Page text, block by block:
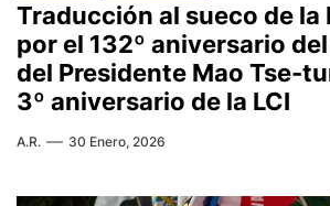
Traducción al sueco de la
por el 132º aniversario
del Presidente Mao Tse-
3º aniversario de la LCI
A.R. 30 Enero, 2026